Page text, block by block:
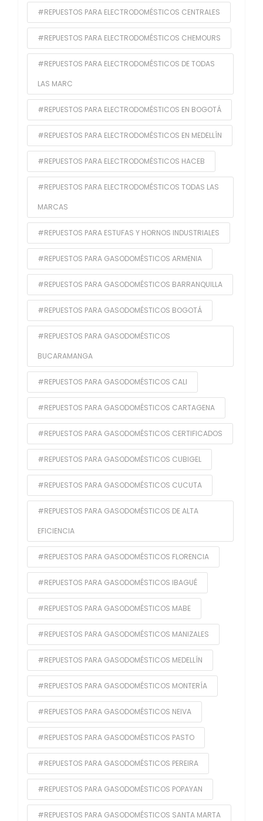
#REPUESTOS PARA ELECTRODOMÉSTICOS CENTRALES
#REPUESTOS PARA ELECTRODOMÉSTICOS CHEMOURS
#REPUESTOS PARA ELECTRODOMÉSTICOS DE TODAS
LAS MARC
#REPUESTOS PARA ELECTRODOMÉSTICOS EN BOGOTÁ
#REPUESTOS PARA ELECTRODOMÉSTICOS EN MEDELLÍN
#REPUESTOS PARA ELECTRODOMÉSTICOS HACEB
#REPUESTOS PARA ELECTRODOMÉSTICOS TODAS LAS
MARCAS
#REPUESTOS PARA ESTUFAS Y HORNOS INDUSTRIALES
#REPUESTOS PARA GASODOMÉSTICOS ARMENIA
#REPUESTOS PARA GASODOMÉSTICOS BARRANQUILLA
#REPUESTOS PARA GASODOMÉSTICOS BOGOTÁ
#REPUESTOS PARA GASODOMÉSTICOS
BUCARAMANGA
#REPUESTOS PARA GASODOMÉSTICOS CALI
#REPUESTOS PARA GASODOMÉSTICOS CARTAGENA
#REPUESTOS PARA GASODOMÉSTICOS CERTIFICADOS
#REPUESTOS PARA GASODOMÉSTICOS CUBIGEL
#REPUESTOS PARA GASODOMÉSTICOS CUCUTA
#REPUESTOS PARA GASODOMÉSTICOS DE ALTA
EFICIENCIA
#REPUESTOS PARA GASODOMÉSTICOS FLORENCIA
#REPUESTOS PARA GASODOMÉSTICOS IBAGUÉ
#REPUESTOS PARA GASODOMÉSTICOS MABE
#REPUESTOS PARA GASODOMÉSTICOS MANIZALES
#REPUESTOS PARA GASODOMÉSTICOS MEDELLÍN
#REPUESTOS PARA GASODOMÉSTICOS MONTERÍA
#REPUESTOS PARA GASODOMÉSTICOS NEIVA
#REPUESTOS PARA GASODOMÉSTICOS PASTO
#REPUESTOS PARA GASODOMÉSTICOS PEREIRA
#REPUESTOS PARA GASODOMÉSTICOS POPAYAN
#REPUESTOS PARA GASODOMÉSTICOS SANTA MARTA